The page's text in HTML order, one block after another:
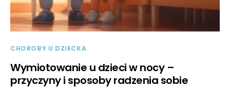
CHOROBY U DZIECKA
Wymiotowanie u dzieci w nocy –
przyczyny i sposoby radzenia sobie